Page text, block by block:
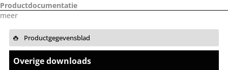
Productdocumentatie
meer
Productgegevensblad
Overige downloads